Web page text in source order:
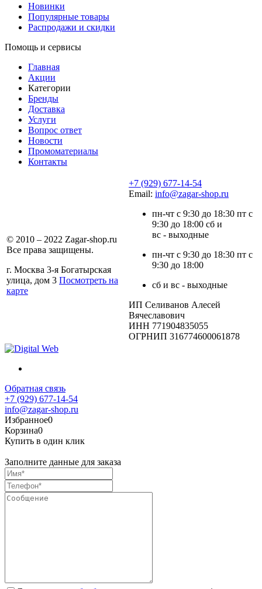
Новинки
Популярные товары
Распродажи и скидки
Помощь и сервисы
Главная
Акции
Категории
Бренды
Доставка
Услуги
Вопрос ответ
Новости
Промоматериалы
Контакты
© 2010 – 2022 Zagar-shop.ru
Все права защищены.
г. Москва 3-я Богатырская
улица, дом 3 Посмотреть на
карте
+7 (929) 677-14-54
Email: info@zagar-shop.ru
пн-чт с 9:30 до 18:30 пт с
9:30 до 18:00 сб и
вс - выходные
пн-чт с 9:30 до 18:30 пт с
9:30 до 18:00
сб и вс - выходные
ИП Селиванов Алесей
Вячеславович
ИНН 771904835055
ОГРНИП 316774600061878
Обратная связь
+7 (929) 677-14-54
info@zagar-shop.ru
Избранное0
Корзина0
Купить в один клик
Заполните данные для заказа